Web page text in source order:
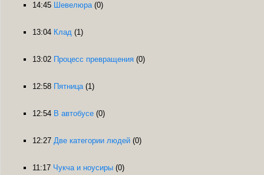
14:45 Шевелюра (0)
13:04 Клад (1)
13:02 Процесс превращения (0)
12:58 Пятница (1)
12:54 В автобусе (0)
12:27 Две категории людей (0)
11:17 Чукча и ноусиры (0)